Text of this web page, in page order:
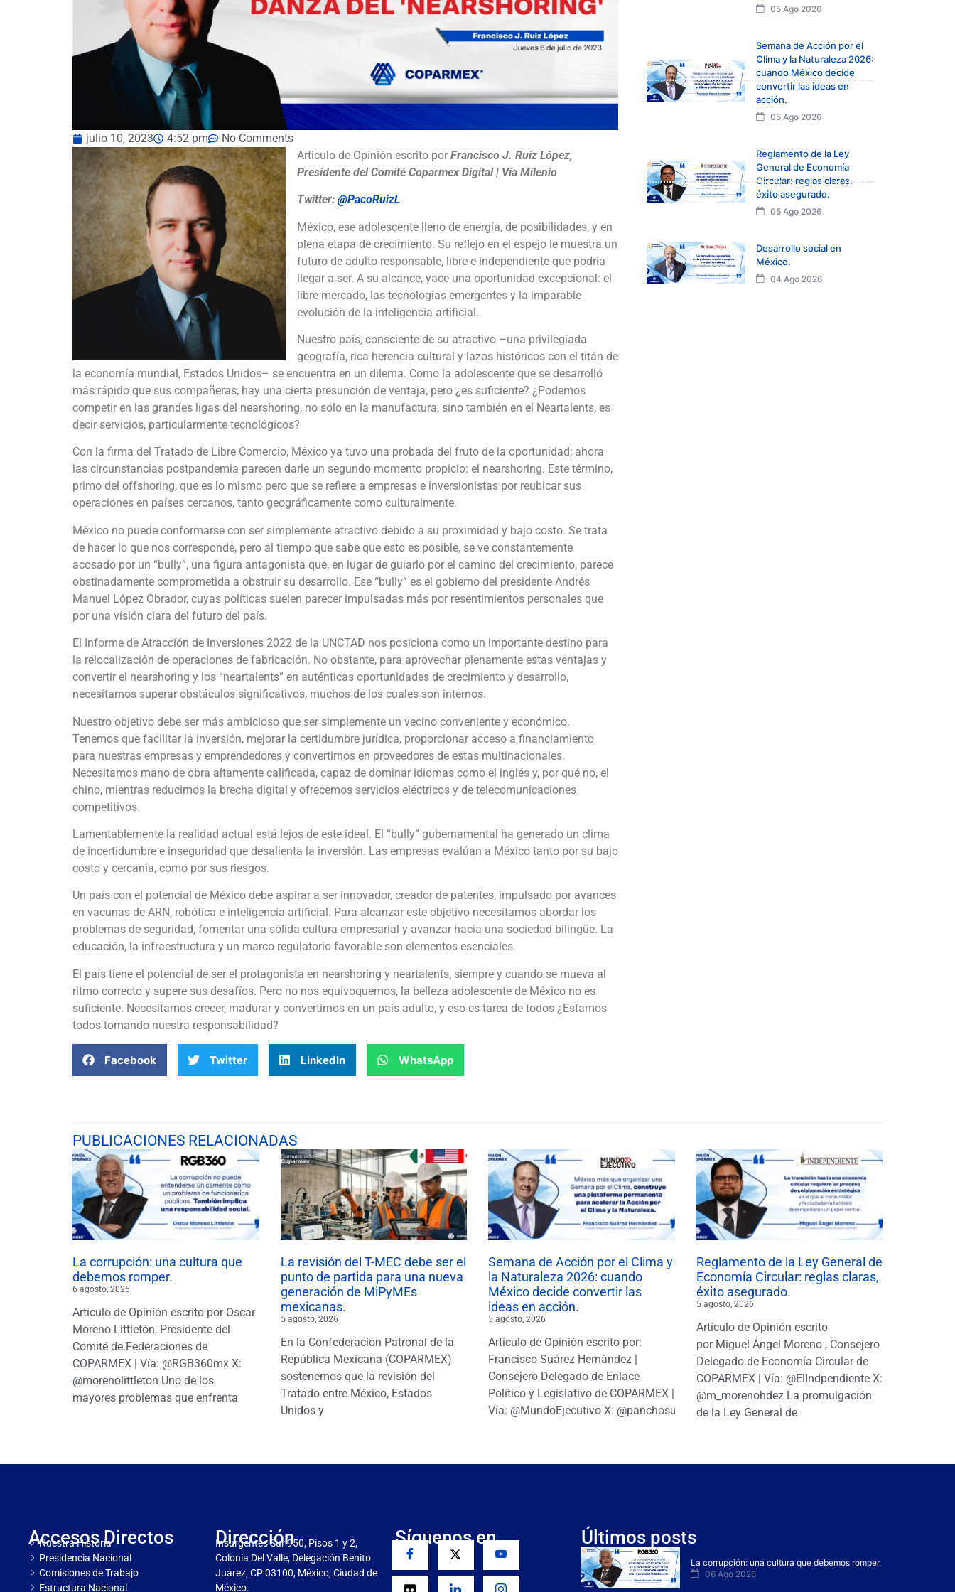
julio 10, 2023 4:52 pm
No Comments
Articulo de Opinión escrito por Francisco J. Ruíz López,
Presidente del Comité Coparmex Digital | Vía Milenio
Twitter: @PacoRuizL
México, ese adolescente lleno de energía, de posibilidades, y en
plena etapa de crecimiento. Su reflejo en el espejo le muestra un
futuro de adulto responsable, libre e independiente que podría
llegar a ser. A su alcance, yace una oportunidad excepcional: el
libre mercado, las tecnologías emergentes y la imparable
evolución de la inteligencia artificial.
Nuestro país, consciente de su atractivo –una privilegiada
geografía, rica herencia cultural y lazos históricos con el titán de
la economía mundial, Estados Unidos– se encuentra en un dilema. Como la adolescente que se desarrolló
más rápido que sus compañeras, hay una cierta presunción de ventaja, pero ¿es suficiente? ¿Podemos
competir en las grandes ligas del nearshoring, no sólo en la manufactura, sino también en el Neartalents, es
decir servicios, particularmente tecnológicos?
Con la firma del Tratado de Libre Comercio, México ya tuvo una probada del fruto de la oportunidad; ahora
las circunstancias postpandemia parecen darle un segundo momento propicio: el nearshoring. Este término,
primo del offshoring, que es lo mismo pero que se refiere a empresas e inversionistas por reubicar sus
operaciones en países cercanos, tanto geográficamente como culturalmente.
México no puede conformarse con ser simplemente atractivo debido a su proximidad y bajo costo. Se trata
de hacer lo que nos corresponde, pero al tiempo que sabe que esto es posible, se ve constantemente
acosado por un “bully”, una figura antagonista que, en lugar de guiarlo por el camino del crecimiento, parece
obstinadamente comprometida a obstruir su desarrollo. Ese “bully” es el gobierno del presidente Andrés
Manuel López Obrador, cuyas políticas suelen parecer impulsadas más por resentimientos personales que
por una visión clara del futuro del país.
El Informe de Atracción de Inversiones 2022 de la UNCTAD nos posiciona como un importante destino para
la relocalización de operaciones de fabricación. No obstante, para aprovechar plenamente estas ventajas y
convertir el nearshoring y los “neartalents” en auténticas oportunidades de crecimiento y desarrollo,
necesitamos superar obstáculos significativos, muchos de los cuales son internos.
Nuestro objetivo debe ser más ambicioso que ser simplemente un vecino conveniente y económico.
Tenemos que facilitar la inversión, mejorar la certidumbre jurídica, proporcionar acceso a financiamiento
para nuestras empresas y emprendedores y convertirnos en proveedores de estas multinacionales.
Necesitamos mano de obra altamente calificada, capaz de dominar idiomas como el inglés y, por qué no, el
chino, mientras reducimos la brecha digital y ofrecemos servicios eléctricos y de telecomunicaciones
competitivos.
Lamentablemente la realidad actual está lejos de este ideal. El “bully” gubernamental ha generado un clima
de incertidumbre e inseguridad que desalienta la inversión. Las empresas evalúan a México tanto por su bajo
costo y cercanía, como por sus riesgos.
Un país con el potencial de México debe aspirar a ser innovador, creador de patentes, impulsado por avances
en vacunas de ARN, robótica e inteligencia artificial. Para alcanzar este objetivo necesitamos abordar los
problemas de seguridad, fomentar una sólida cultura empresarial y avanzar hacia una sociedad bilingüe. La
educación, la infraestructura y un marco regulatorio favorable son elementos esenciales.
El país tiene el potencial de ser el protagonista en nearshoring y neartalents, siempre y cuando se mueva al
ritmo correcto y supere sus desafíos. Pero no nos equivoquemos, la belleza adolescente de México no es
suficiente. Necesitamos crecer, madurar y convertirnos en un país adulto, y eso es tarea de todos ¿Estamos
todos tomando nuestra responsabilidad?
Facebook Twitter LinkedIn WhatsApp
05 Ago 2026
Semana de Acción por el
Clima y la Naturaleza 2026:
cuando México decide
convertir las ideas en
acción.
05 Ago 2026
Reglamento de la Ley
General de Economía
Circular: reglas claras,
éxito asegurado.
05 Ago 2026
Desarrollo social en
México.
04 Ago 2026
PUBLICACIONES RELACIONADAS
La corrupción: una cultura que
debemos romper.
6 agosto, 2026
Artículo de Opinión escrito por Oscar
Moreno Littletón, Presidente del
Comité de Federaciones de
COPARMEX | Vía: @RGB360mx X:
@morenolittleton Uno de los
mayores problemas que enfrenta
La revisión del T-MEC debe ser el
punto de partida para una nueva
generación de MiPyMEs
mexicanas.
5 agosto, 2026
En la Confederación Patronal de la
República Mexicana (COPARMEX)
sostenemos que la revisión del
Tratado entre México, Estados
Unidos y
Semana de Acción por el Clima y
la Naturaleza 2026: cuando
México decide convertir las
ideas en acción.
5 agosto, 2026
Artículo de Opinión escrito por:
Francisco Suárez Hernández |
Consejero Delegado de Enlace
Político y Legislativo de COPARMEX |
Vía: @MundoEjecutivo X: @panchosuarezh
Reglamento de la Ley General de
Economía Circular: reglas claras,
éxito asegurado.
5 agosto, 2026
Artículo de Opinión escrito
por Miguel Ángel Moreno , Consejero
Delegado de Economía Circular de
COPARMEX | Vía: @ElIndpendiente X:
@m_morenohdez La promulgación
de la Ley General de
Accesos Directos
Nuestra Historia
Presidencia Nacional
Comisiones de Trabajo
Estructura Nacional
Dirección
Insurgentes Sur 950, Pisos 1 y 2,
Colonia Del Valle, Delegación Benito
Juárez, CP 03100, México, Ciudad de
México.
Síguenos en Últimos posts
La corrupción: una cultura que debemos romper.
06 Ago 2026